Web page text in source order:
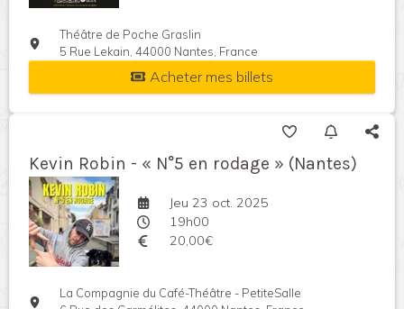
Théâtre de Poche Graslin
5 Rue Lekain, 44000 Nantes, France
Acheter mes billets
Kevin Robin - « N°5 en rodage » (Nantes)
Jeu 23 oct. 2025
19h00
20,00€
La Compagnie du Café-Théâtre - PetiteSalle